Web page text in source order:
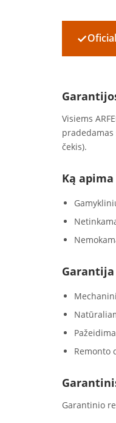
✓
Visiems
čekis).
Ką
Remonto
Garantinio